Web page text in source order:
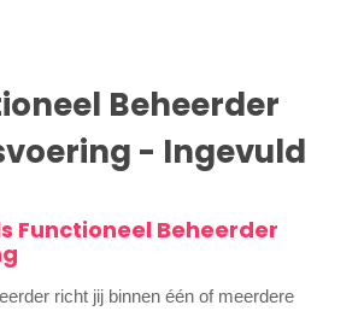
Beheerder
- Ingevuld
Functioneel Beheerder
richt jij binnen één of meerdere